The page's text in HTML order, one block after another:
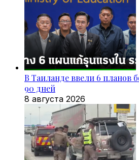
В Таиланде ввели 6 планов
90 дней
8 августа 2026